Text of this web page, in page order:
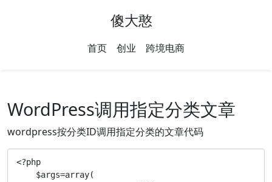
傻大憨
首页 创业 跨境电商
WordPress调用指定分类文章
wordpress按分类ID调用指定分类的文章代码
<?php